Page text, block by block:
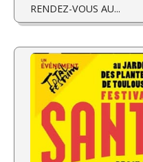
RENDEZ-VOUS AU...